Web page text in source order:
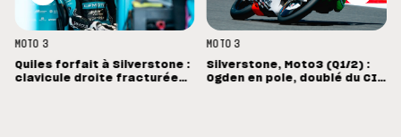
MOTO 3
Quiles forfait à Silverstone :
clavicule droite fracturée
MOTO 3
Silverstone, Moto3 (Q1/2) :
Ogden en pole, doublé du CIP